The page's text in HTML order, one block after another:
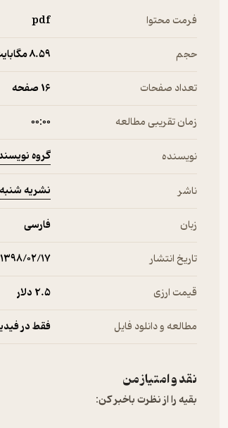
فرمت محتوا pdf
حجم 8.۵۹ مگابایت
تعداد صفحات 16 صفحه
زمان تقریبی مطالعه ۰۰:۰۰
نویسنده گروه
ناشر نشریه شنبه
زبان فارسی
تاریخ انتشار ۱۳۹۸/۰۲/۱۷
قیمت ارزی 2.۵ دلار
مطالعه و دانلود فایل فقط در
نقد و امتیاز من
بقیه را از نظرت باخبر کن: